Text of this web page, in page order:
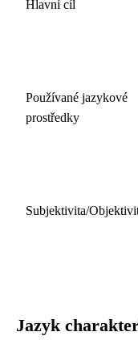
Hlavní cíl
Používané jazykové
prostředky
Subjektivita/
Jazyk